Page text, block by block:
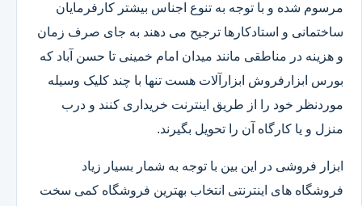
مرسوم شده و با توجه به تنوع اجناس بیشتر کارفرمایان
ساختمانی و استادکارها ترجیح می دهند به جای صرف زمان
و هزینه در مناطقی مانند میدان امام خمینی تا حسن آباد که
بورس ابزارفروش ابزارآلات هست تنها با چند کلیک وسیله
موردنظر خود را از طریق اینترنت خریداری کنند و درب
منزل و یا کارگاه آن را تحویل بگیرند.
ابزار فروشی در این بین با توجه به شمار بسیار زیاد
فروشگاه های اینترنتی انتخاب بهترین فروشگاه کمی سخت